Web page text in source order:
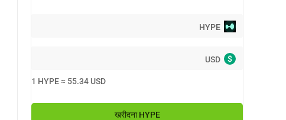
HYPE
USD $
1 HYPE≈ 55.34 USD
खरीदना HYPE